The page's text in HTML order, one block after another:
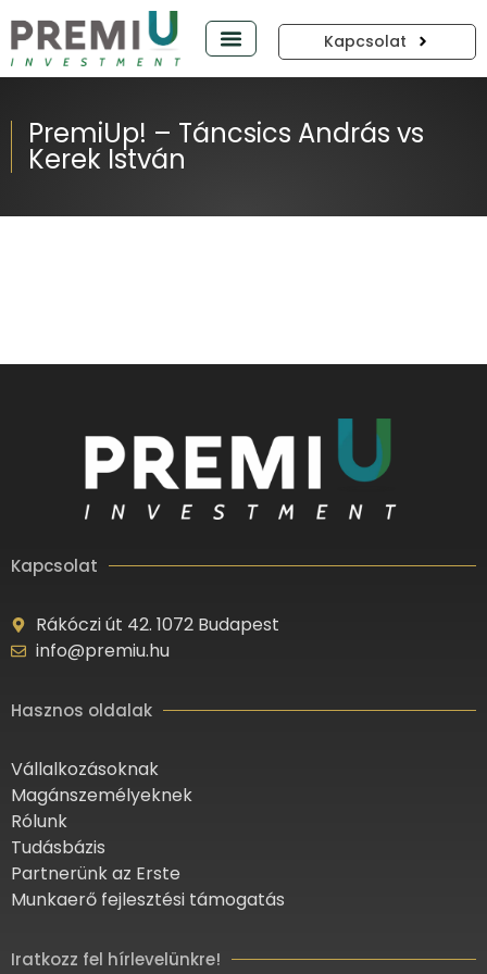
Kapcsolat
PremiUp! – Táncsics András vs
Kerek István
Kapcsolat
Rákóczi út 42. 1072 Budapest
info@premiu.hu
Hasznos oldalak
Vállalkozásoknak
Magánszemélyeknek
Rólunk
Tudásbázis
Partnerünk az Erste
Munkaerő fejlesztési támogatás
Iratkozz fel hírlevelünkre!